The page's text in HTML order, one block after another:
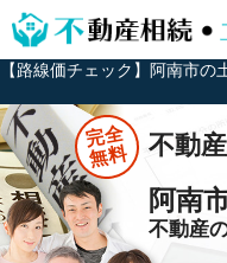
【路線価チェック】阿南市
完全
無料 不動
阿南
不動産